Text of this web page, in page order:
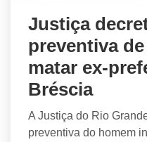
Justiça
preventiva
matar ex-
Bréscia
A Justiça do Rio
preventiva do homem